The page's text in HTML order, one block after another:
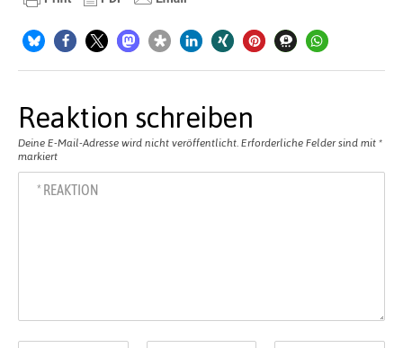
Reaktion schreiben
Deine E-Mail-Adresse wird nicht veröffentlicht. Erforderliche Felder sind mit *
markiert